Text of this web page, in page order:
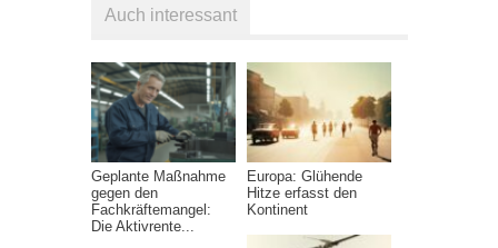
Auch interessant
Geplante Maßnahme
gegen den
Fachkräftemangel:
Die Aktivrente...
Europa: Glühende
Hitze erfasst den
Kontinent